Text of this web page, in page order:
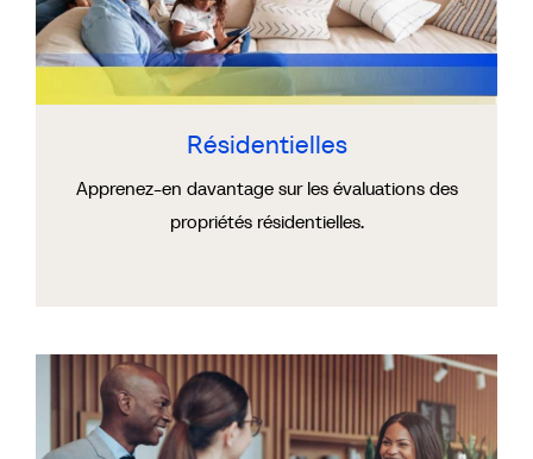
Résidentielles
Apprenez-en davantage sur les évaluations des
propriétés résidentielles.